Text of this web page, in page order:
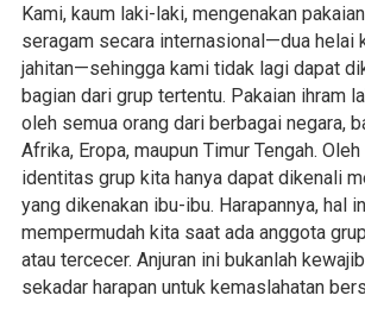
Kami, kaum laki-laki, mengenakan
seragam secara internasional—dua helai
jahitan—sehingga kami tidak lagi dapat
bagian dari grup tertentu. Pakaian ihram
oleh semua orang dari berbagai negara,
Afrika, Eropa, maupun Timur Tengah.
identitas grup kita hanya dapat dikenali
yang dikenakan ibu-ibu. Harapannya, hal
mempermudah kita saat ada anggota
atau tercecer. Anjuran ini bukanlah
sekadar harapan untuk kemaslahatan